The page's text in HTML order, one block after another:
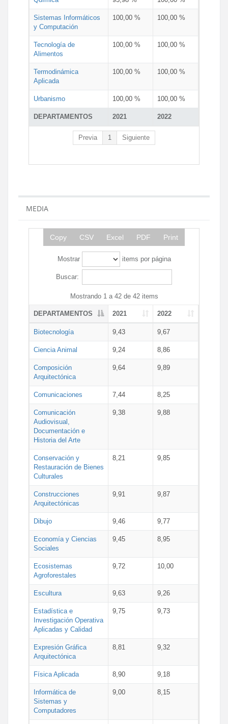
DEPARTAMENTOS 2021 2022
Sistemas Informáticos
y Computación
100,00 % 100,00 %
Tecnología de
Alimentos
100,00 % 100,00 %
Termodinámica
Aplicada
100,00 % 100,00 %
Urbanismo 100,00 % 100,00 %
Previa 1 Siguiente
MEDIA
Copy CSV Excel PDF Print
Mostrar items por página
Buscar:
Mostrando 1 a 42 de 42 items
DEPARTAMENTOS 2021 2022
Biotecnología 9,43 9,67
Ciencia Animal 9,24 8,86
Composición
Arquitectónica
9,64 9,89
Comunicaciones 7,44 8,25
Comunicación
Audiovisual,
Documentación e
Historia del Arte
9,38 9,88
Conservación y
Restauración de Bienes
Culturales
8,21 9,85
Construcciones
Arquitectónicas
9,91 9,87
Dibujo 9,46 9,77
Economía y Ciencias
Sociales
9,45 8,95
Ecosistemas
Agroforestales
9,72 10,00
Escultura 9,63 9,26
Estadística e
Investigación Operativa
Aplicadas y Calidad
9,75 9,73
Expresión Gráfica
Arquitectónica
8,81 9,32
Física Aplicada 8,90 9,18
Informática de
Sistemas y
Computadores
9,00 8,15